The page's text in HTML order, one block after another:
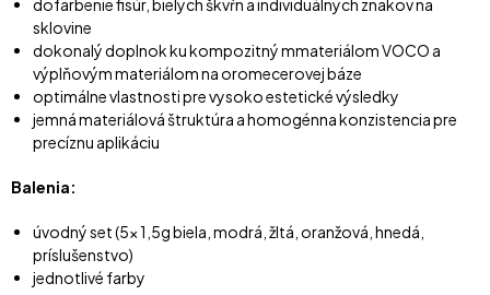
dofarbenie fisúr, bielych škvŕn a individuálnych znakov na
sklovine
dokonalý doplnok ku kompozitný mmateriálom VOCO a
výplňovým materiálom na oromecerovej báze
optimálne vlastnosti pre vysoko estetické výsledky
jemná materiálová štruktúra a homogénna konzistencia pre
precíznu aplikáciu
Balenia:
úvodný set (5x 1,5g biela, modrá, žltá, oranžová, hnedá,
príslušenstvo)
jednotlivé farby